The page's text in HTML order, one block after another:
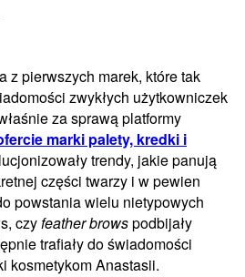
z pierwszych marek, które tak
zwykłych użytkowniczek
za sprawą platformy
marki palety, kredki i
trendy, jakie panują
części twarzy i w pewien
powstania wielu nietypowych
czyfeather browspodbijały
trafiały do świadomości
kosmetykom Anastasii.